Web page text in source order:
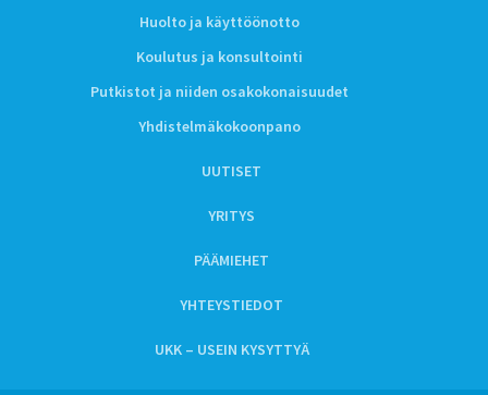
Huolto ja käyttöönotto
Koulutus ja konsultointi
Putkistot ja niiden osakokonaisuudet
Yhdistelmäkokoonpano
UUTISET
YRITYS
PÄÄMIEHET
YHTEYSTIEDOT
UKK – USEIN KYSYTTYÄ